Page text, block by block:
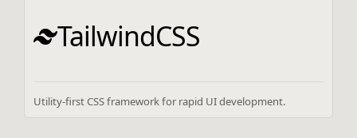
TailwindCSS
Utility-first CSS framework for rapid UI development.